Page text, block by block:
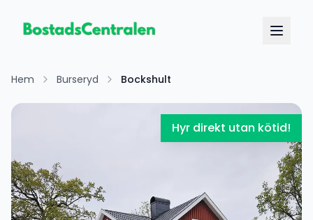
Hem Burseryd Bockshult
Hyr direkt utan kötid!